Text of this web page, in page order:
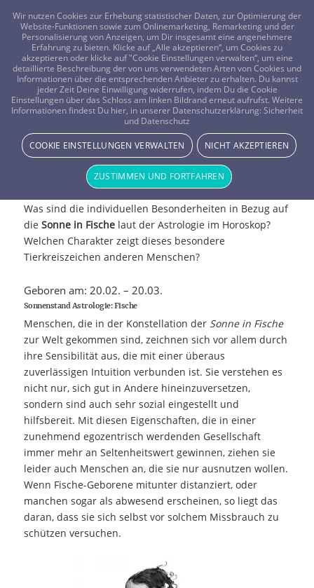
FRAGEN? KOSTENLOS ANRUFEN: 0800-8478266
Sonne in Fische
Was sind die individuellen Besonderheiten in Bezug auf
die Sonne in Fischelaut der Astrologie im Horoskop?
Welchen Charakter zeigt dieses besondere
Tierkreiszeichen anderen Menschen?
Geboren am: 20.02. – 20.03.
Sonnenstand Astrologie: Fische
Menschen, die in der Konstellation der Sonne in Fische
zur Welt gekommen sind, zeichnen sich vor allem durch
ihre Sensibilität aus, die mit einer überaus
zuverlässigen Intuition verbunden ist. Sie verstehen es
nicht nur, sich gut in Andere hineinzuversetzen,
sondern sind auch sehr sozial eingestellt und
hilfsbereit. Mit diesen Eigenschaften, die in einer
zunehmend egozentrisch werdenden Gesellschaft
immer mehr an Seltenheitswert gewinnen, ziehen sie
leider auch Menschen an, die sie nur ausnutzen wollen.
Wenn Fische-Geborene mitunter distanziert, oder
manchen sogar als abwesend erscheinen, so liegt das
daran, dass sie sich selbst vor solchem Missbrauch zu
schützen versuchen.
Wir nutzen Cookies zur Erhebung statistischer Daten, zur Optimierung der
Website-Funktionen sowie zum Onlinemarketing, Remarketing und der
Personalisierung von Anzeigen, um Dir insgesamt eine angenehmere
Erfahrung zu bieten. Klicke auf „Alle akzeptieren“, um Cookies zu
akzeptieren oder klicke auf "Cookie Einstellungen verwalten“, um eine
detaillierte Beschreibung der von uns verwendeten Arten von Cookies und
Informationen über die entsprechenden Anbieter zu erhalten. Du kannst
jeder Zeit Deine Einwilligung widerrufen, indem Du die Cookie
Einstellungen über das Schloss am linken Bildrand erneut aufrufst. Weitere
Informationen findest Du hier, in unserer Datenschutzerklärung: Sicherheit
und Datenschutz
COOKIE EINSTELLUNGEN VERWALTEN NICHT AKZEPTIEREN
ZUSTIMMEN UND FORTFAHREN